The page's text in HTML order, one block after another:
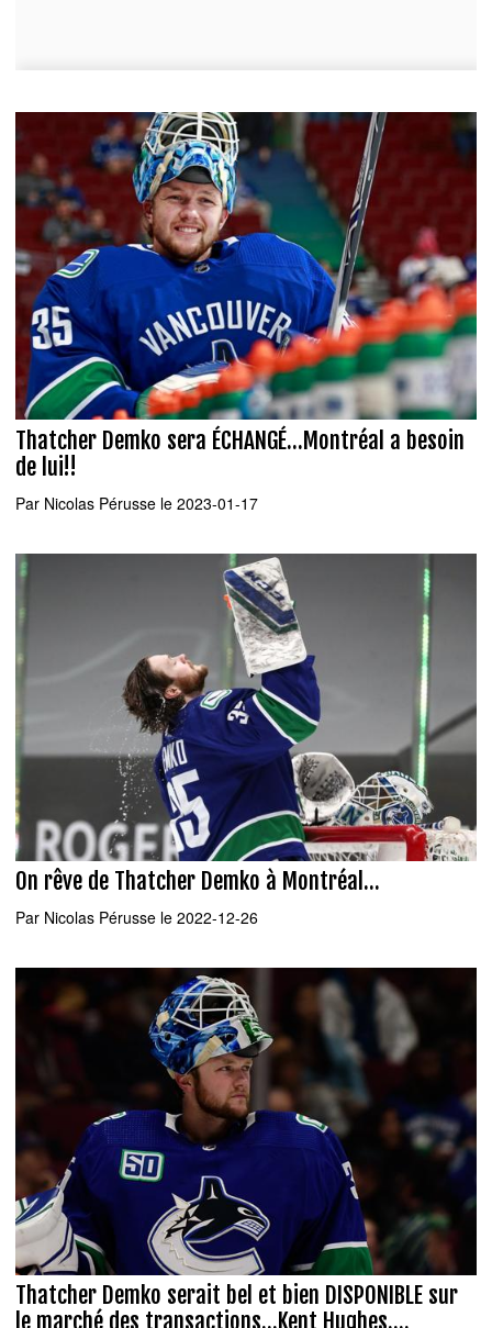
Thatcher Demko sera ÉCHANGÉ...Montréal a besoin
de lui!!
Par Nicolas Pérusse le 2023-01-17
On rêve de Thatcher Demko à Montréal...
Par Nicolas Pérusse le 2022-12-26
Thatcher Demko serait bel et bien DISPONIBLE sur
le marché des transactions...Kent Hughes....